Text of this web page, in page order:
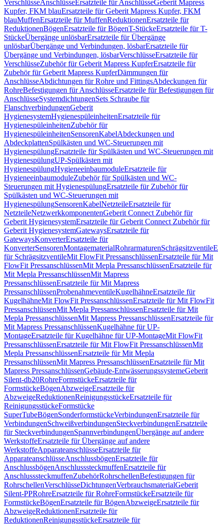
VerschlüsseAnschlüsseErsatzteile für AnschlüsseGeberit Mapress
Kupfer, FKM blauErsatzteile für Geberit Mapress Kupfer, FKM
blauMuffenErsatzteile für MuffenReduktionenErsatzteile für
ReduktionenBögenErsatzteile für BögenT-StückeErsatzteile für T-
StückeÜbergänge unlösbarErsatzteile für Übergänge
unlösbarÜbergänge und Verbindungen, lösbarErsatzteile für
Übergänge und Verbindungen, lösbarVerschlüsseErsatzteile für
VerschlüsseZubehör für Geberit Mapress KupferErsatzteile für
Zubehör für Geberit Mapress KupferDämmungen für
AnschlüsseAbdichtungen für Rohre und FittingsAbdeckungen für
RohreBefestigungen für AnschlüsseErsatzteile für Befestigungen für
AnschlüsseSystemdichtungenSets Schraube für
FlanschverbindungenGeberit
HygienesystemHygienespüleinheitenErsatzteile für
HygienespüleinheitenZubehör für
HygienespüleinheitenSensorenKabelAbdeckungen und
AbdeckplattenSpülkästen und WC-Steuerungen mit
HygienespülungErsatzteile für Spülkästen und WC-Steuerungen mit
HygienespülungUP-Spülkästen mit
HygienespülungHygieneeinbaumoduleErsatzteile für
HygieneeinbaumoduleZubehör für Spülkästen und WC-
Steuerungen mit HygienespülungErsatzteile für Zubehör für
Spülkästen und WC-Steuerungen mit
HygienespülungSensorenKabelNetzteileErsatzteile für
NetzteileNetzwerkkomponentenGeberit Connect Zubehör für
Geberit HygienesystemErsatzteile für Geberit Connect Zubehör für
Geberit HygienesystemGatewaysErsatzteile für
GatewaysKonverterErsatzteile für
KonverterSensorenMontagematerialRohrarmaturenSchrägsitzventile
für SchrägsitzventileMit FlowFit PressanschlüssenErsatzteile für Mit
FlowFit PressanschlüssenMit Mepla PressanschlüssenErsatzteile für
Mit Mepla PressanschlüssenMit Mapress
PressanschlüssenErsatzteile für Mit Mapress
PressanschlüssenProbenahmeventileKugelhähneErsatzteile für
KugelhähneMit FlowFit PressanschlüssenErsatzteile für Mit FlowFit
PressanschlüssenMit Mepla PressanschlüssenErsatzteile für Mit
Mepla PressanschlüssenMit Mapress PressanschlüssenErsatzteile für
Mit Mapress PressanschlüssenKugelhähne für UP-
MontageErsatzteile für Kugelhähne für UP-MontageMit FlowFit
PressanschlüssenErsatzteile für Mit FlowFit PressanschlüssenMit
Mepla PressanschlüssenErsatzteile für Mit Mepla
PressanschlüssenMit Mapress PressanschlüssenErsatzteile für Mit
Mapress PressanschlüssenGebäude-EntwässerungssystemeGeberit
Silent-db20RohreFormstückeErsatzteile für
FormstückeBögenAbzweigeErsatzteile für
AbzweigeReduktionenReinigungsstückeErsatzteile für
ReinigungsstückeFormstücke
SuperTubeBögenSonderformstückeVerbindungenErsatzteile für
VerbindungenSchweißverbindungenSteckverbindungenErsatzteile
für SteckverbindungenSpannverbindungenÜbergänge auf andere
WerkstoffeErsatzteile für Übergänge auf andere
WerkstoffeApparateanschlüsseErsatzteile für
ApparateanschlüsseAnschlussbögenErsatzteile für
AnschlussbögenAnschlusssteckmuffenErsatzteile für
AnschlusssteckmuffenZubehörRohrschellenBefestigungen für
RohrschellenVerschlüsseDichtungenVerbrauchsmaterialGeberit
Silent-PPRohreErsatzteile für RohreFormstückeErsatzteile für
FormstückeBögenErsatzteile für BögenAbzweigeErsatzteile für
AbzweigeReduktionenErsatzteile für
ReduktionenReinigungsstückeErsatzteile für